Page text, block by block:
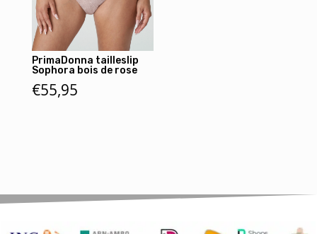
PrimaDonna tailleslip
Sophora bois de rose
€55,95